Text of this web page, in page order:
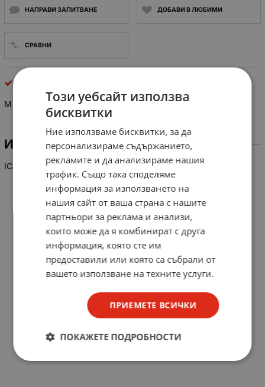
НАПРАВИ ЗАПИТВАНЕ ДОБАВИ В ЛЮБИМИ
СРАВНИ
M 37102M8-647 SP
ИНФОРМАЦИЯ
IC
Този уебсайт използва
бисквитки
Ние използваме бисквитки, за да
персонализираме съдържанието,
рекламите и да анализираме нашия
трафик. Също така споделяме
информация за използването на
нашия сайт от ваша страна с нашите
партньори за реклама и анализи,
които може да я комбинират с друга
информация, която сте им
предоставили или която са събрали от
вашето използване на техните услуги.
ПРИЕМЕТЕ ВСИЧКИ
ПОКАЖЕТЕ ПОДРОБНОСТИ